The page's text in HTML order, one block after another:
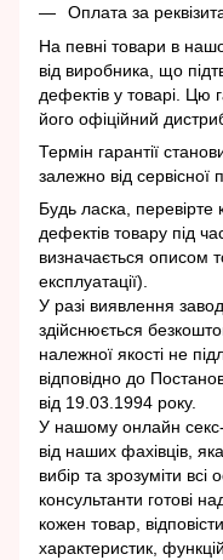
Оплата за
На певні товари в
від виробника, що
дефектів у товарі. Цю
його офіційний
Термін гарантії
залежно від сервісної
Будь ласка, перевірте
дефектів товару під
визначається описом
експлуатації).
У разі виявлення
здійснюється
належної якості не
відповідно до
від 19.03.1994 року.
У нашому онлайн
від наших фахівців,
вибір та зрозуміти всі
консультанти готові
кожен товар,
характеристик,